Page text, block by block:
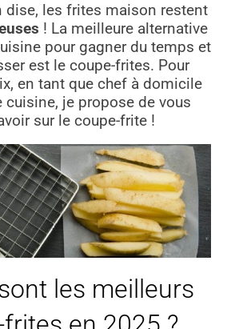
dise, les frites maison restent
! La meilleure alternative
pour gagner du temps et
est le coupe-frites. Pour
en tant que chef à domicile
cuisine, je propose de vous
sur le coupe-frite !
les meilleurs